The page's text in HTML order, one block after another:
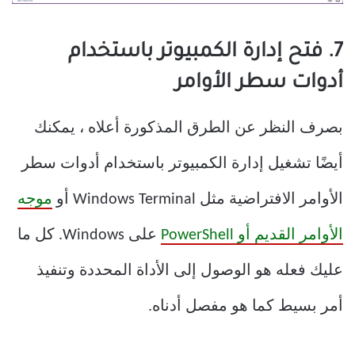
7. فتح إدارة الكمبيوتر باستخدام
أدوات سطر الأوامر
بصرف النظر عن الطرق المذكورة أعلاه ، يمكنك
أيضًا تشغيل إدارة الكمبيوتر باستخدام أدوات سطر
الأوامر الافتراضية مثل Windows Terminal أو موجه
الأوامر القديم أو PowerShell على Windows. كل ما
عليك فعله هو الوصول إلى الأداة المحددة وتنفيذ
أمر بسيط كما هو مفصل أدناه.